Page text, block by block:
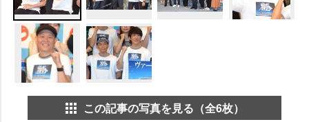
この記事の写真を見る（全6枚）